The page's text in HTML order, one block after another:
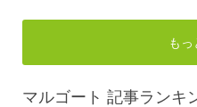
もっ
マルゴート 記事ランキ